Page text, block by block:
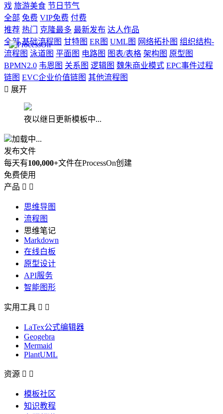
戏 旅游美食 节日节气
全部 免费 VIP免费 付费
推荐 热门 克隆最多 最新发布 达人作品
全部 基础流程图 甘特图 ER图 UML图 网络拓扑图 组织结构-
流程图 泳道图 平面图 电路图 图表/表格 架构图 原型图
BPMN2.0 韦恩图 关系图 逻辑图 魏朱商业模式 EPC事件过程
链图 EVC企业价值链图 其他流程图
 展开
夜以继日更新模板中...
加载中...
发布文件
每天有100,000+文件在ProcessOn创建
免费使用
产品  
思维导图
流程图
思维笔记
Markdown
在线白板
原型设计
API服务
智能图形
实用工具  
LaTex公式编辑器
Geogebra
Mermaid
PlantUML
资源  
模板社区
知识教程